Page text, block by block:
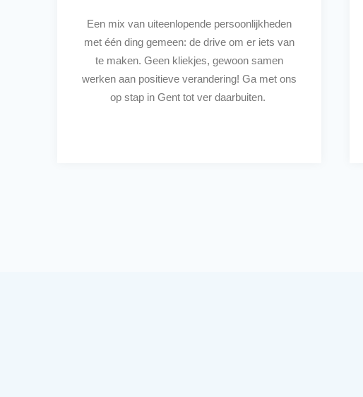
Een mix van uiteenlopende persoonlijkheden
met één ding gemeen: de drive om er iets van
te maken. Geen kliekjes, gewoon samen
werken aan positieve verandering! Ga met ons
op stap in Gent tot ver daarbuiten.